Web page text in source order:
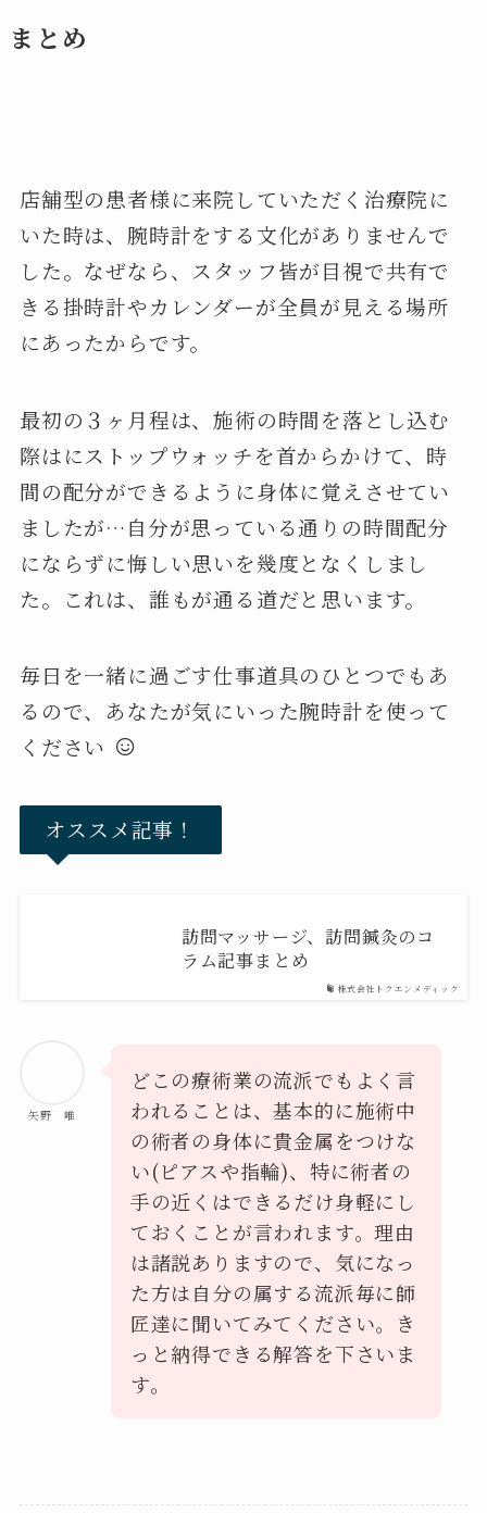
まとめ
店舗型の患者様に来院していただく治療院に
いた時は、腕時計をする文化がありませんで
した。なぜなら、スタッフ皆が目視で共有で
きる掛時計やカレンダーが全員が見える場所
にあったからです。
最初の３ヶ月程は、施術の時間を落とし込む
際はにストップウォッチを首からかけて、時
間の配分ができるように身体に覚えさせてい
ましたが…自分が思っている通りの時間配分
にならずに悔しい思いを幾度となくしまし
た。これは、誰もが通る道だと思います。
毎日を一緒に過ごす仕事道具のひとつでもあ
るので、あなたが気にいった腕時計を使って
ください
オススメ記事！
株式会社トクエンメディック
訪問マッサージ、訪問鍼灸のコ
ラム記事まとめ
矢野 唯
どこの療術業の流派でもよく言
われることは、基本的に施術中
の術者の身体に貴金属をつけな
い(ピアスや指輪)、特に術者の
手の近くはできるだけ身軽にし
ておくことが言われます。理由
は諸説ありますので、気になっ
た方は自分の属する流派毎に師
匠達に聞いてみてください。き
っと納得できる解答を下さいま
す。